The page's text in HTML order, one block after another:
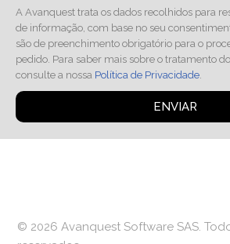
A Avanquest trata os dados recolhidos para
de informação, com base no seu
são de preenchimento obrigatório para o
pedido. Para saber mais sobre o tratamento
consulte a nossa Política de Privacidade.
ENVIAR
© 2026 Avanquest Software SAS.